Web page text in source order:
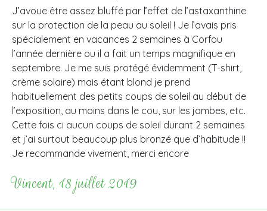
J’avoue être assez bluffé par l’effet de l’astaxanthine
sur la protection de la peau au soleil ! Je l’avais pris
spécialement en vacances 2 semaines à Corfou
l’année dernière ou il a fait un temps magnifique en
septembre. Je me suis protégé évidemment (T-shirt,
crème solaire) mais étant blond je prend
habituellement des petits coups de soleil au début de
l’exposition, au moins dans le cou, sur les jambes, etc.
Cette fois ci aucun coups de soleil durant 2 semaines
et j’ai surtout beaucoup plus bronzé que d’habitude !!
Je recommande vivement, merci encore
Vincent, 18 juillet 2019